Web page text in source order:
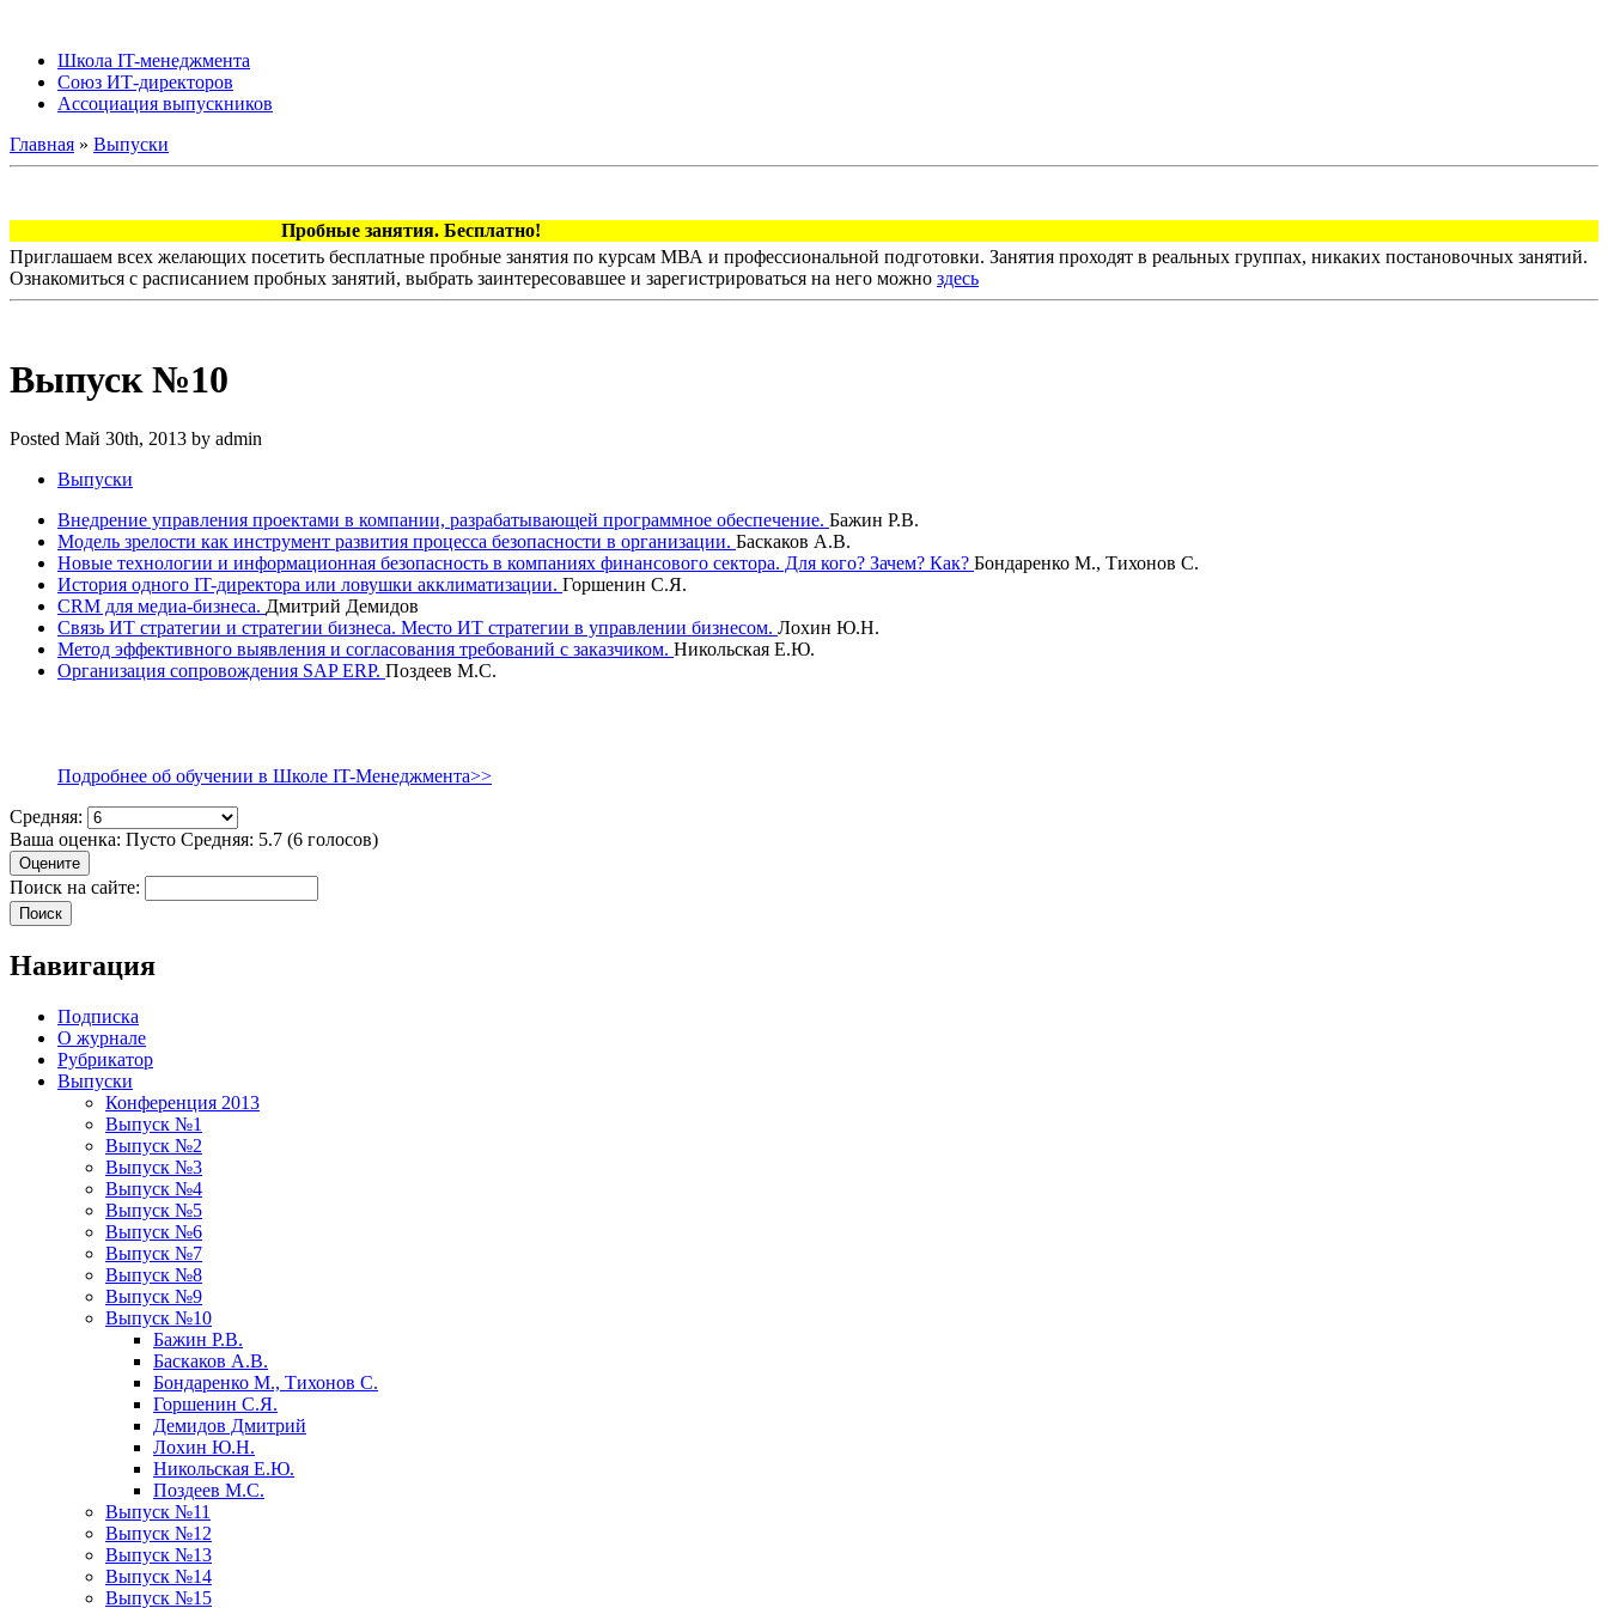
Школа IT-менеджмента
Союз ИТ-директоров
Ассоциация выпускников
Главная » Выпуски
Пробные занятия. Бесплатно!
Приглашаем всех желающих посетить бесплатные пробные занятия по курсам МВА и профессиональной подготовки. Занятия проходят в реальных группах, никаких постановочных занятий.
Ознакомиться с расписанием пробных занятий, выбрать заинтересовавшее и зарегистрироваться на него можно здесь
Выпуск №10
Posted Май 30th, 2013 by admin
Выпуски
Внедрение управления проектами в компании, разрабатывающей программное обеспечение. Бажин Р.В.
Модель зрелости как инструмент развития процесса безопасности в организации. Баскаков А.В.
Новые технологии и информационная безопасность в компаниях финансового сектора. Для кого? Зачем? Как? Бондаренко М., Тихонов С.
История одного IT-директора или ловушки акклиматизации. Горшенин С.Я.
CRM для медиа-бизнеса. Дмитрий Демидов
Связь ИТ стратегии и стратегии бизнеса. Место ИТ стратегии в управлении бизнесом. Лохин Ю.Н.
Метод эффективного выявления и согласования требований с заказчиком. Никольская Е.Ю.
Организация сопровождения SAP ERP. Поздеев М.С.
Подробнее об обучении в Школе IT-Менеджмента>>
Средняя:
Ваша оценка: Пусто Средняя: 5.7 (6 голосов)
Поиск на сайте:
Навигация
Подписка
О журнале
Рубрикатор
Выпуски
Конференция 2013
Выпуск №1
Выпуск №2
Выпуск №3
Выпуск №4
Выпуск №5
Выпуск №6
Выпуск №7
Выпуск №8
Выпуск №9
Выпуск №10
Бажин Р.В.
Баскаков А.В.
Бондаренко М., Тихонов С.
Горшенин С.Я.
Демидов Дмитрий
Лохин Ю.Н.
Никольская Е.Ю.
Поздеев М.С.
Выпуск №11
Выпуск №12
Выпуск №13
Выпуск №14
Выпуск №15